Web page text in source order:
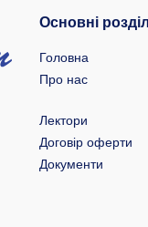
Основні
Головна
Про нас
Лектори
Договір оферти
Документи